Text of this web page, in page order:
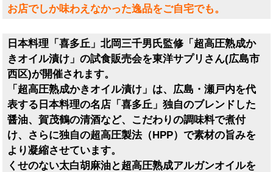
お店でしか味わえなかった逸品をご自宅でも。
日本料理「喜多丘」北岡三千男氏監修「超高圧熟成か
きオイル漬け」の試食販売会を東洋サプリさん(広島市
西区)が開催されます。
「超高圧熟成かきオイル漬け」は、広島・瀬戸内を代
表する日本料理の名店「喜多丘」独自のブレンドした
醤油、賀茂鶴の清酒など、こだわりの調味料で煮付
け、さらに独自の超高圧製法（HPP）で素材の旨みを
より凝縮させています。
くせのない太白胡麻油と超高圧熟成アルガンオイルを